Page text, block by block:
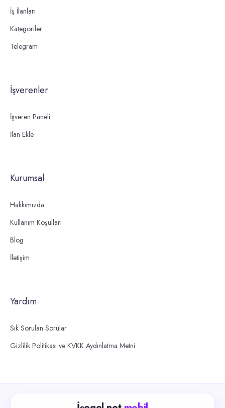
İş İlanları
Kategoriler
Telegram
İşverenler
İşveren Paneli
İlan Ekle
Kurumsal
Hakkımızda
Kullanım Koşulları
Blog
İletişim
Yardım
Sık Sorulan Sorular
Gizlilik Politikası ve KVKK Aydınlatma Metni